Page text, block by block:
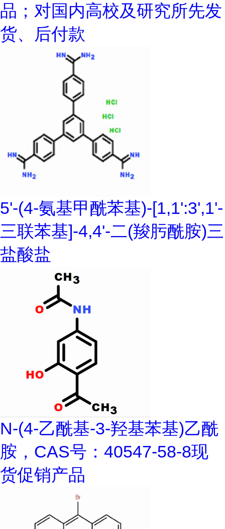
品；对国内高校及研究所先发
货、后付款
5'-(4-氨基甲酰苯基)-[1,1':3',1'-
三联苯基]-4,4'-二(羧肟酰胺)三
盐酸盐
N-(4-乙酰基-3-羟基苯基)乙酰
胺，CAS号：40547-58-8现
货促销产品